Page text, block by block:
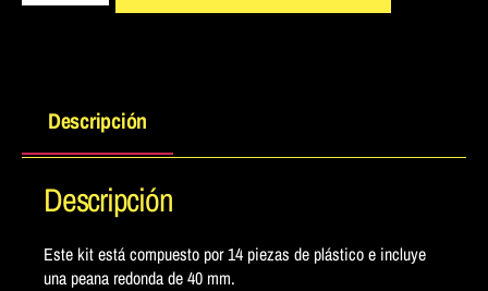
Descripción
Descripción
Este kit está compuesto por 14 piezas de plástico e incluye
una peana redonda de 40 mm.